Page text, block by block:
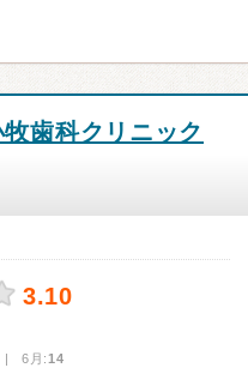
歯科クリニック
3.10
| 6月:14